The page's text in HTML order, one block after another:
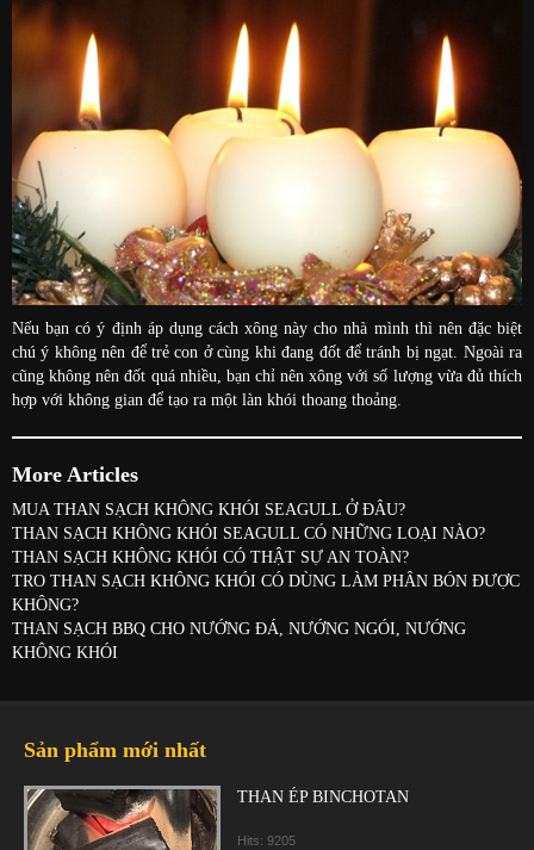
Nếu bạn có ý định áp dụng cách xông này cho nhà mình thì nên đặc biệt
chú ý không nên để trẻ con ở cùng khi đang đốt để tránh bị ngạt. Ngoài ra
cũng không nên đốt quá nhiều, bạn chỉ nên xông với số lượng vừa đủ thích
hợp với không gian để tạo ra một làn khói thoang thoảng.
More Articles
MUA THAN SẠCH KHÔNG KHÓI SEAGULL Ở ĐÂU?
THAN SẠCH KHÔNG KHÓI SEAGULL CÓ NHỮNG LOẠI NÀO?
THAN SẠCH KHÔNG KHÓI CÓ THẬT SỰ AN TOÀN?
TRO THAN SẠCH KHÔNG KHÓI CÓ DÙNG LÀM PHÂN BÓN ĐƯỢC
KHÔNG?
THAN SẠCH BBQ CHO NƯỚNG ĐÁ, NƯỚNG NGÓI, NƯỚNG
KHÔNG KHÓI
Sản phẩm mới nhất
THAN ÉP BINCHOTAN
Hits: 9205